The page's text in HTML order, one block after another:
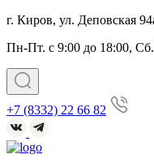
г. Киров, ул. Деповская
Пн-Пт. с 9:00 до 18:00,
+7 (8332) 22 66 82